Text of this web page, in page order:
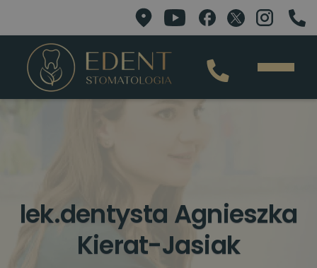
lek.dentysta Agnieszka
Kierat-Jasiak